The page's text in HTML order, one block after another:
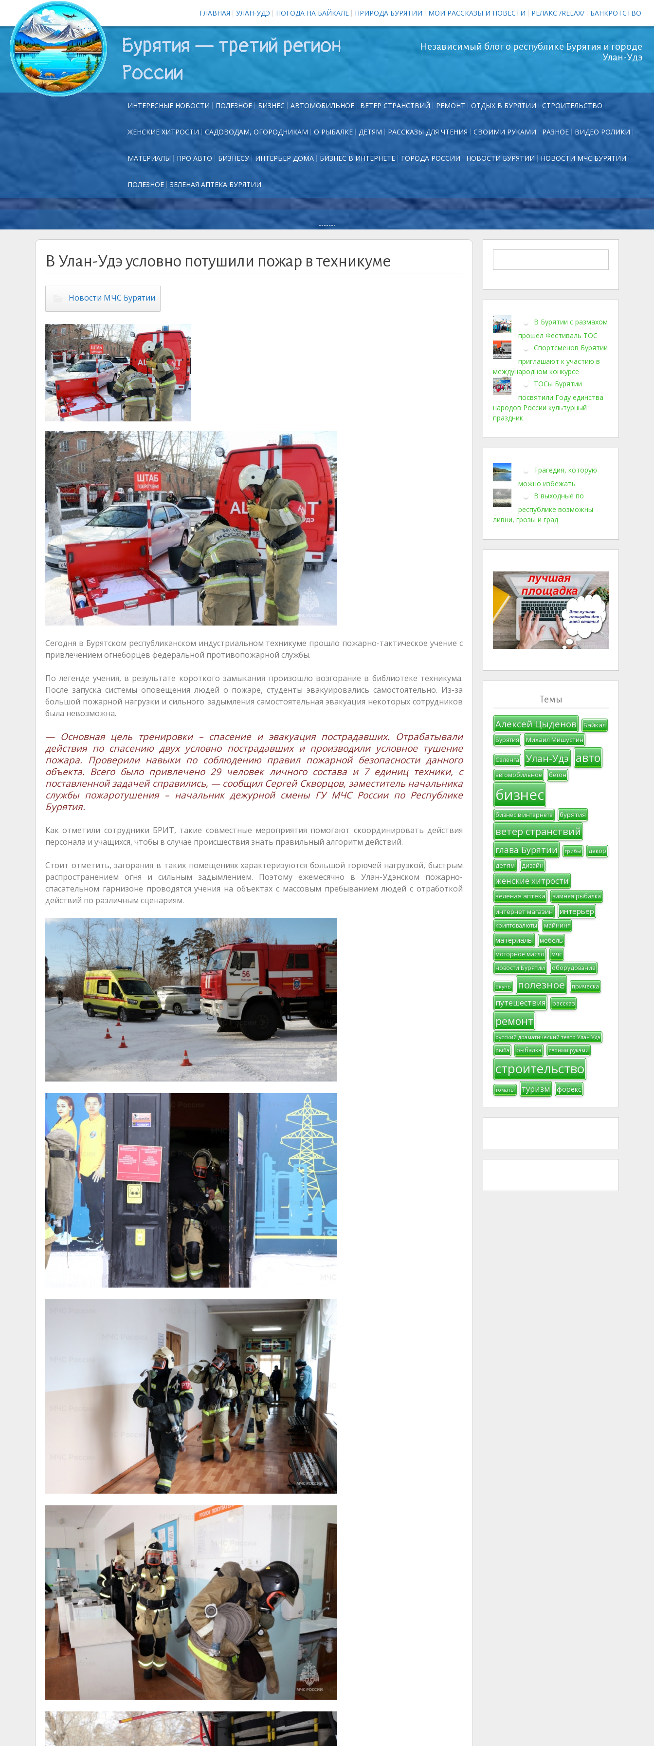
ГЛАВНАЯ УЛАН-УДЭ ПОГОДА НА БАЙКАЛЕ ПРИРОДА БУРЯТИИ МОИ РАССКАЗЫ И ПОВЕСТИ РЕЛАКС /RELAX/ БАНКРОТСТВО
Бурятия — третий регион
России
Независимый блог о республике Бурятия и городе
Улан-Удэ
ИНТЕРЕСНЫЕ НОВОСТИ ПОЛЕЗНОЕ БИЗНЕС АВТОМОБИЛЬНОЕ ВЕТЕР СТРАНСТВИЙ РЕМОНТ ОТДЫХ В БУРЯТИИ СТРОИТЕЛЬСТВО
ЖЕНСКИЕ ХИТРОСТИ САДОВОДАМ, ОГОРОДНИКАМ О РЫБАЛКЕ ДЕТЯМ РАССКАЗЫ ДЛЯ ЧТЕНИЯ СВОИМИ РУКАМИ РАЗНОЕ ВИДЕО РОЛИКИ
МАТЕРИАЛЫ ПРО АВТО БИЗНЕСУ ИНТЕРЬЕР ДОМА БИЗНЕС В ИНТЕРНЕТЕ ГОРОДА РОССИИ НОВОСТИ БУРЯТИИ НОВОСТИ МЧС БУРЯТИИ
ПОЛЕЗНОЕ ЗЕЛЕНАЯ АПТЕКА БУРЯТИИ
-------
В Улан-Удэ условно потушили пожар в техникуме
Новости МЧС Бурятии
Сегодня в Бурятском республиканском индустриальном техникуме прошло пожарно-тактическое учение с
привлечением огнеборцев федеральной противопожарной службы.
По легенде учения, в результате короткого замыкания произошло возгорание в библиотеке техникума.
После запуска системы оповещения людей о пожаре, студенты эвакуировались самостоятельно. Из-за
большой пожарной нагрузки и сильного задымления самостоятельная эвакуация некоторых сотрудников
была невозможна.
— Основная цель тренировки – спасение и эвакуация пострадавших. Отрабатывали
действия по спасению двух условно пострадавших и производили условное тушение
пожара. Проверили навыки по соблюдению правил пожарной безопасности данного
объекта. Всего было привлечено 29 человек личного состава и 7 единиц техники, с
поставленной задачей справились, — сообщил Сергей Скворцов, заместитель начальника
службы пожаротушения – начальник дежурной смены ГУ МЧС России по Республике
Бурятия.
Как отметили сотрудники БРИТ, такие совместные мероприятия помогают скоординировать действия
персонала и учащихся, чтобы в случае происшествия знать правильный алгоритм действий.
Стоит отметить, загорания в таких помещениях характеризуются большой горючей нагрузкой, быстрым
распространением огня и сильным задымлением. Поэтому ежемесячно в Улан-Удэнском пожарно-
спасательном гарнизоне проводятся учения на объектах с массовым пребыванием людей с отработкой
действий по различным сценариям.
В Бурятии с размахом
прошел Фестиваль ТОС
Спортсменов Бурятии
приглашают к участию в
международном конкурсе
ТОСы Бурятии
посвятили Году единства
народов России культурный
праздник
Трагедия, которую
можно избежать
В выходные по
республике возможны
ливни, грозы и град
Темы
Алексей Цыденов Байкал
Бурятия Михаил Мишустин
Селенга Улан-Удэ авто
автомобильное бетон
бизнес
бизнес в интернете бурятия
ветер странствий
глава Бурятии грибы декор
детям дизайн
женские хитрости
зеленая аптека зимняя рыбалка
интернет магазин интерьер
криптовалюты майнинг
материалы мебель
моторное масло
мчс
новости Бурятии
оборудование
окунь полезное прическа
путешествия рассказ
ремонт
русский драматический театр Улан-Удэ
рыба
рыбалка своими руками
строительство
томаты туризм форекс